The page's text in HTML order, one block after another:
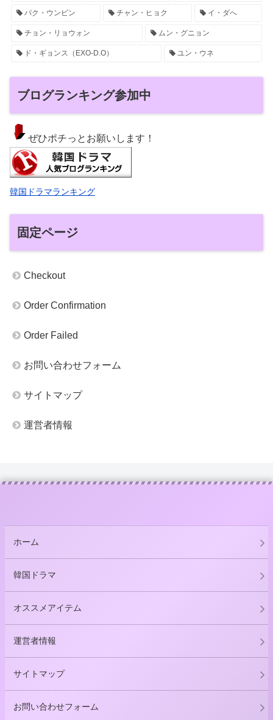
パク・ウンビン チャン・ヒョク イ・ダへ
チョン・リョウォン ムン・グニョン
ド・ギョンス（EXO-D.O） ユン・ウネ
ブログランキング参加中
ぜひポチっとお願いします！
韓国ドラマランキング
固定ページ
Checkout
Order Confirmation
Order Failed
お問い合わせフォーム
サイトマップ
運営者情報
ホーム
韓国ドラマ
オススメアイテム
運営者情報
サイトマップ
お問い合わせフォーム